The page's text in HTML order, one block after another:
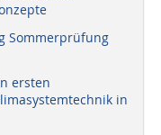
Sommerprüfung
ersten
in